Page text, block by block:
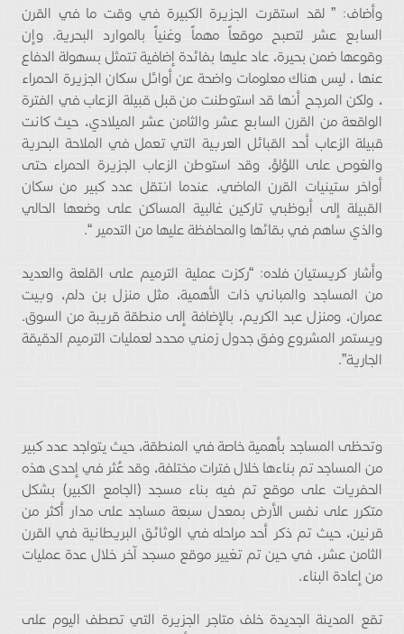
وأضاف: ” لقد استقرت الجزيرة الكبيرة في وقت ما في القرن
السابع عشر لتصبح موقعاً مهماً وغنياً بالموارد البحرية. وإن
وقوعها ضمن بحيرة، عاد عليها بفائدة إضافية تتمثل بسهولة الدفاع
عنها ، ليس هناك معلومات واضحة عن أوائل سكان الجزيرة الحمراء
، ولكن المرجح أنها قد استوطنت من قبل قبيلة الزعاب في الفترة
الواقعة من القرن السابع عشر والثامن عشر الميلادي، حيث كانت
قبيلة الزعاب أحد القبائل العربية التي تعمل في الملاحة البحرية
والغوص على اللؤلؤ، وقد استوطن الزعاب الجزيرة الحمراء حتى
أواخر ستينيات القرن الماضي، عندما انتقل عدد كبير من سكان
القبيلة إلى أبوظبي تاركين غالبية المساكن على وضعها الحالي
والذي ساهم في بقائها والمحافظة عليها من التدمير “.
وأشار كريستيان فلده: “ركزت عملية الترميم على القلعة والعديد
من المساجد والمباني ذات الأهمية، مثل منزل بن دلم، وبيت
عمران، ومنزل عبد الكريم، بالإضافة إلى منطقة قريبة من السوق.
ويستمر المشروع وفق جدول زمني محدد لعمليات الترميم الدقيقة
الجارية”.
وتحظى المساجد بأهمية خاصة في المنطقة، حيث يتواجد عدد كبير
من المساجد تم بناءها خلال فترات مختلفة، وقد عُثر في إحدى هذه
الحفريات على موقع تم فيه بناء مسجد (الجامع الكبير) بشكل
متكرر على نفس الأرض بمعدل سبعة مساجد على مدار أكثر من
قرنين، حيث تم ذكر أحد مراحله في الوثائق البريطانية في القرن
الثامن عشر، في حين تم تغيير موقع مسجد آخر خلال عدة عمليات
من إعادة البناء.
تقع المدينة الجديدة خلف متاجر الجزيرة التي تصطف اليوم على